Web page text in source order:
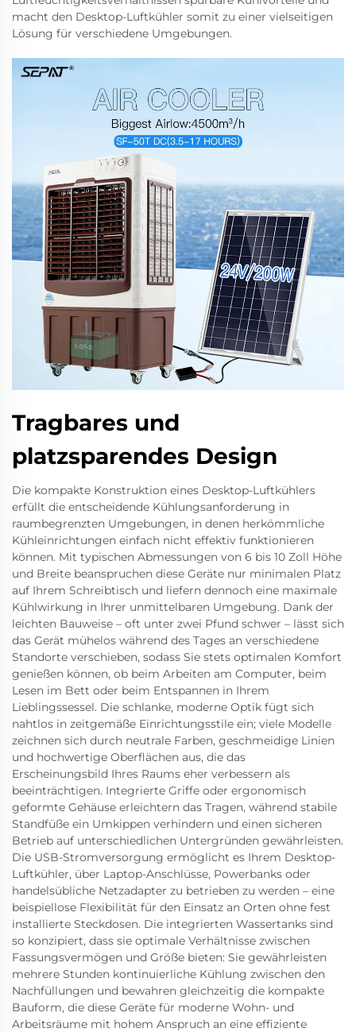
macht den Desktop-Luftkühler somit zu einer vielseitigen
Lösung für verschiedene Umgebungen.
Tragbares und
platzsparendes Design
Die kompakte Konstruktion eines Desktop-Luftkühlers
erfüllt die entscheidende Kühlungsanforderung in
raumbegrenzten Umgebungen, in denen herkömmliche
Kühleinrichtungen einfach nicht effektiv funktionieren
können. Mit typischen Abmessungen von 6 bis 10 Zoll Höhe
und Breite beanspruchen diese Geräte nur minimalen Platz
auf Ihrem Schreibtisch und liefern dennoch eine maximale
Kühlwirkung in Ihrer unmittelbaren Umgebung. Dank der
leichten Bauweise – oft unter zwei Pfund schwer – lässt sich
das Gerät mühelos während des Tages an verschiedene
Standorte verschieben, sodass Sie stets optimalen Komfort
genießen können, ob beim Arbeiten am Computer, beim
Lesen im Bett oder beim Entspannen in Ihrem
Lieblingssessel. Die schlanke, moderne Optik fügt sich
nahtlos in zeitgemäße Einrichtungsstile ein; viele Modelle
zeichnen sich durch neutrale Farben, geschmeidige Linien
und hochwertige Oberflächen aus, die das
Erscheinungsbild Ihres Raums eher verbessern als
beeinträchtigen. Integrierte Griffe oder ergonomisch
geformte Gehäuse erleichtern das Tragen, während stabile
Standfüße ein Umkippen verhindern und einen sicheren
Betrieb auf unterschiedlichen Untergründen gewährleisten.
Die USB-Stromversorgung ermöglicht es Ihrem Desktop-
Luftkühler, über Laptop-Anschlüsse, Powerbanks oder
handelsübliche Netzadapter zu betrieben zu werden – eine
beispiellose Flexibilität für den Einsatz an Orten ohne fest
installierte Steckdosen. Die integrierten Wassertanks sind
so konzipiert, dass sie optimale Verhältnisse zwischen
Fassungsvermögen und Größe bieten: Sie gewährleisten
mehrere Stunden kontinuierliche Kühlung zwischen den
Nachfüllungen und bewahren gleichzeitig die kompakte
Bauform, die diese Geräte für moderne Wohn- und
Arbeitsräume mit hohem Anspruch an eine effiziente